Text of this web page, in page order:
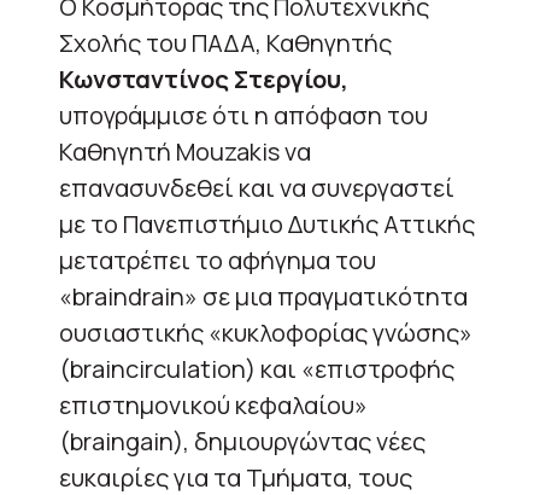
Ο Κοσμήτορας της Πολυτεχνικής
Σχολής του ΠΑΔΑ, Καθηγητής
Κωνσταντίνος Στεργίου,
υπογράμμισε ότι η απόφαση του
Καθηγητή Mouzakis να
επανασυνδεθεί και να συνεργαστεί
με το Πανεπιστήμιο Δυτικής Αττικής
μετατρέπει το αφήγημα του
«braindrain» σε μια πραγματικότητα
ουσιαστικής «κυκλοφορίας γνώσης»
(braincirculation) και «επιστροφής
επιστημονικού κεφαλαίου»
(braingain), δημιουργώντας νέες
ευκαιρίες για τα Τμήματα, τους